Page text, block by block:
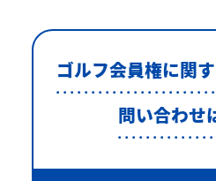
ゴルフ会員権に関
問い合わせ